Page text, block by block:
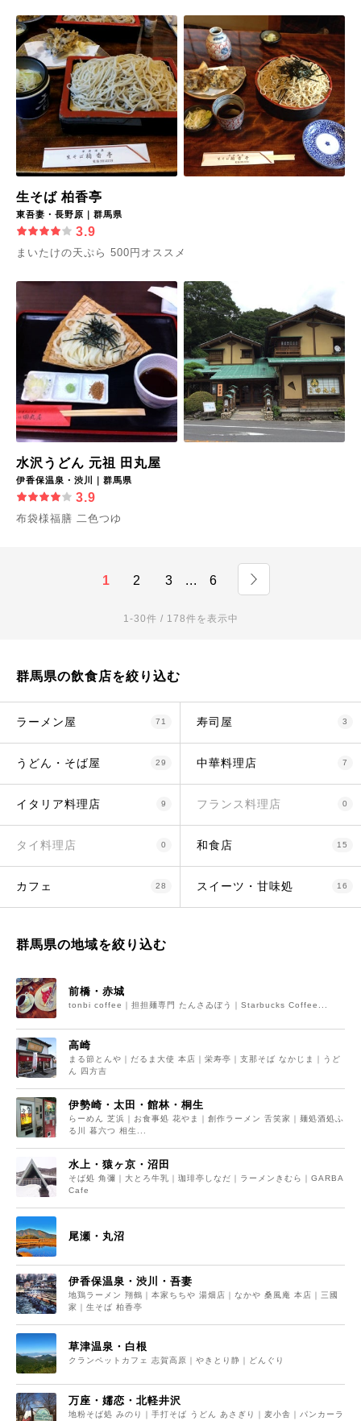
生そば 柏香亭
東吾妻・長野原｜群馬県
3.9
まいたけの天ぷら 500円オススメ
水沢うどん 元祖 田丸屋
伊香保温泉・渋川｜群馬県
3.9
布袋様福膳 二色つゆ
1 2 3 ... 6
1-30件 / 178件を表示中
群馬県の飲食店を絞り込む
ラーメン屋 71 寿司屋 3
うどん・そば屋 29 中華料理店 7
イタリア料理店 9 フランス料理店 0
タイ料理店 0 和食店 15
カフェ 28 スイーツ・甘味処 16
群馬県の地域を絞り込む
前橋・赤城
tonbi coffee｜担担麺専門 たんさゐぼう｜Starbucks Coffee...
高崎
まる節とんや｜だるま大使 本店｜栄寿亭｜支那そば なかじま｜うど
ん 四方吉
伊勢崎・太田・館林・桐生
らーめん 芝浜｜お食事処 花やま｜創作ラーメン 舌笑家｜麺処酒処ふ
る川 暮六つ 相生...
水上・猿ヶ京・沼田
そば処 角彌｜大とろ牛乳｜珈琲亭しなだ｜ラーメンきむら｜GARBA
Cafe
尾瀬・丸沼
伊香保温泉・渋川・吾妻
地鶏ラーメン 翔鶴｜本家ちちや 湯畑店｜なかや 桑風庵 本店｜三國
家｜生そば 柏香亭
草津温泉・白根
クランペットカフェ 志賀高原｜やきとり静｜どんぐり
万座・嬬恋・北軽井沢
地粉そば処 みのり｜手打そば うどん あさぎり｜麦小舎｜パンカーラ